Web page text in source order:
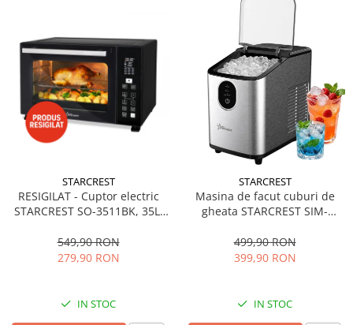
STARCREST
RESIGILAT - Cuptor electric
STARCREST SO-3511BK, 35L,
Programe predefinite,
Interfata digitala, Negru
549,90 RON
279,90 RON
IN STOC
STARCREST
Masina de facut cuburi de
gheata STARCREST SIM-
12Kg/24h, Cos gheata
detasabil, Rezervor apa 0.8 l,
499,90 RON
399,90 RON
IN STOC